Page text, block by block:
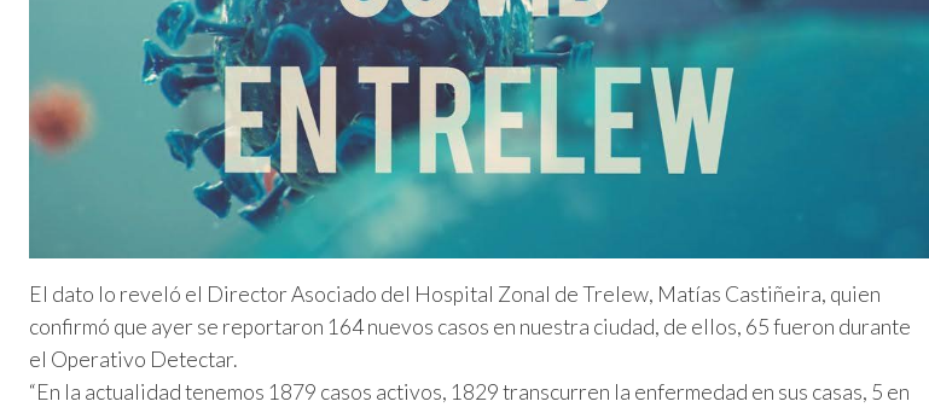
El dato lo reveló el Director Asociado del Hospital Zonal de Trelew, Matías Castiñeira, quien
confirmó que ayer se reportaron 164 nuevos casos en nuestra ciudad, de ellos, 65 fueron durante
el Operativo Detectar.
“En la actualidad tenemos 1879 casos activos, 1829 transcurren la enfermedad en sus casas, 5 en